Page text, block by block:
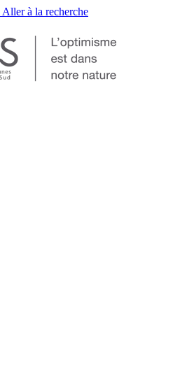
Aller à la recherche